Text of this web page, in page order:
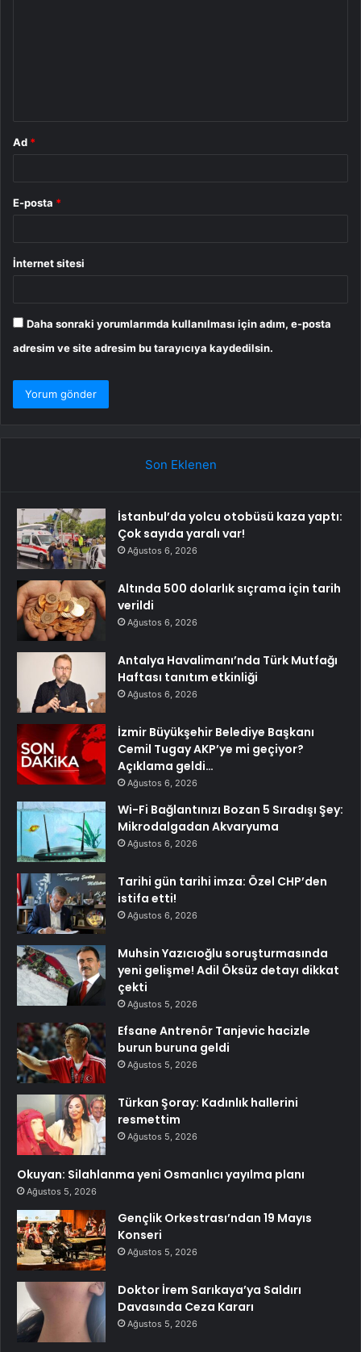
Ad *
E-posta *
İnternet sitesi
Daha sonraki yorumlarımda kullanılması için adım, e-posta
adresim ve site adresim bu tarayıcıya kaydedilsin.
Son Eklenen
İstanbul’da yolcu otobüsü kaza yaptı:
Çok sayıda yaralı var!
Ağustos 6, 2026
Altında 500 dolarlık sıçrama için tarih
verildi
Ağustos 6, 2026
Antalya Havalimanı’nda Türk Mutfağı
Haftası tanıtım etkinliği
Ağustos 6, 2026
İzmir Büyükşehir Belediye Başkanı
Cemil Tugay AKP’ye mi geçiyor?
Açıklama geldi…
Ağustos 6, 2026
Wi-Fi Bağlantınızı Bozan 5 Sıradışı Şey:
Mikrodalgadan Akvaryuma
Ağustos 6, 2026
Tarihi gün tarihi imza: Özel CHP’den
istifa etti!
Ağustos 6, 2026
Muhsin Yazıcıoğlu soruşturmasında
yeni gelişme! Adil Öksüz detayı dikkat
çekti
Ağustos 5, 2026
Efsane Antrenör Tanjevic hacizle
burun buruna geldi
Ağustos 5, 2026
Türkan Şoray: Kadınlık hallerini
resmettim
Ağustos 5, 2026
Okuyan: Silahlanma yeni Osmanlıcı yayılma planı
Ağustos 5, 2026
Gençlik Orkestrası’ndan 19 Mayıs
Konseri
Ağustos 5, 2026
Doktor İrem Sarıkaya’ya Saldırı
Davasında Ceza Kararı
Ağustos 5, 2026